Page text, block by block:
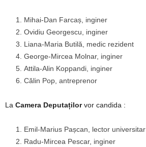
Mihai-Dan Farcaș, inginer
Ovidiu Georgescu, inginer
Liana-Maria Butilă, medic rezident
George-Mircea Molnar, inginer
Attila-Alin Koppandi, inginer
Călin Pop, antreprenor
La Camera Deputațilorvor candida :
Emil-Marius Pașcan, lector universitar
Radu-Mircea Pescar, inginer